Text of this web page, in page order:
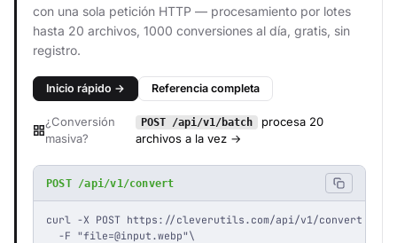
con una sola petición HTTP — procesamiento por lotes
hasta 20 archivos, 1000 conversiones al día, gratis, sin
registro.
Inicio rápido → Referencia completa
¿Conversión
masiva?
POST /api/v1/batch
procesa 20
archivos a la vez →
POST /api/v1/convert
curl -X POST https://cleverutils.com/api/v1/convert \
  -F "
file=@input.webp"\